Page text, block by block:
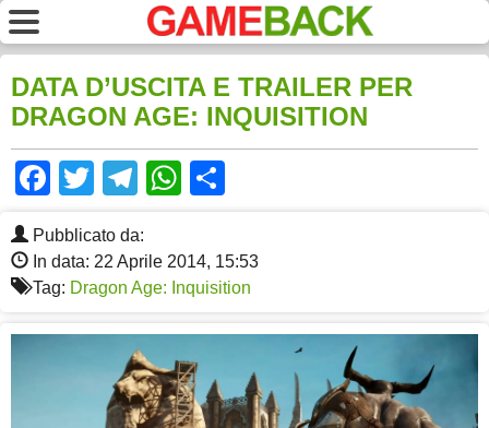
DATA D’USCITA E TRAILER PER
DRAGON AGE: INQUISITION
Facebook
TwitterTelegram
WhatsApp
Pubblicato da:
In data: 22 Aprile 2014, 15:53
Tag: Dragon Age: Inquisition